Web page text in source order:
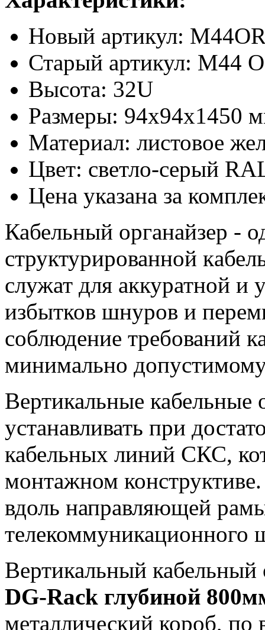
Новый артикул:
Старый артикул: M44
Высота: 32U
Размеры: 94х94x1450
Материал: листовое
Цвет: светло-серый
Цена указана за
Кабельный органайзер -
структурирoванной
служат для аккуратной и
избытков шнуров и
соблюдение требований
минимально
Вертикальные кабельные
устанавливать при
кабельных линий СКС,
монтажном
вдоль направляющей
телекоммуникационного
Вертикальный
DG-Rack глубиной
металлический короб, по